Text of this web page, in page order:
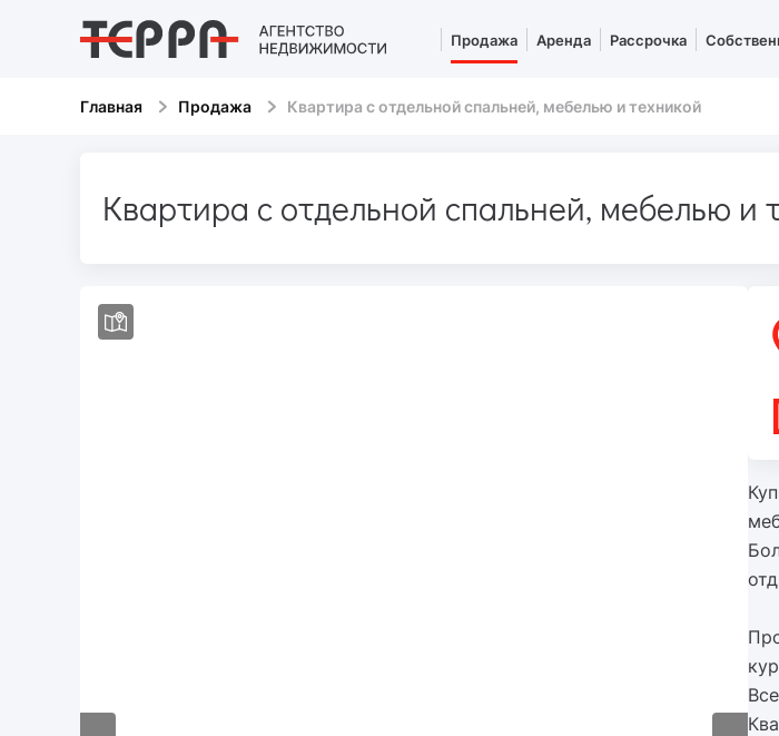
Продажа Аренда Рассрочка
Главная Продажа Квартира с отдельной спальней, мебелью и техникой
Квартира с отдельной спальней, мебелью и